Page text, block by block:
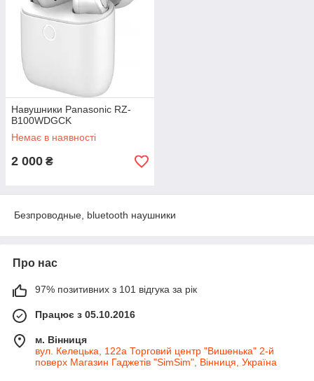
Навушники Panasonic RZ-
B100WDGCK
Немає в наявності
2 000 ₴
Безпроводные, bluetooth наушники
Про нас
97% позитивних з 101 відгука за рік
Працює з 05.10.2016
м. Вінниця
вул. Келецька, 122а Торговий центр "Вишенька" 2-й
поверх Магазин Гаджетів "SimSim", Вінниця, Україна